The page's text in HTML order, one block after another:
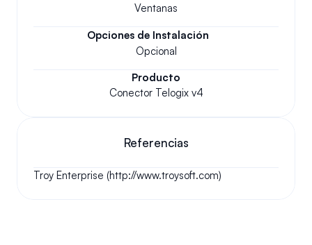
Ventanas
Opciones de Instalación
Opcional
Producto
Conector Telogix v4
Referencias
Troy Enterprise (http://www.troysoft.com)